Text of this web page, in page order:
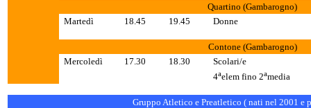
Quartino (Gambarogno)
Martedì
18.45 19.45 Donne
Contone(Gambarogno)
Mercoledì
17.30 18.30
Scolari/e
4aelem fino 2amedia
Gruppo Atletico e Preatletico ( nati nel 2001 e